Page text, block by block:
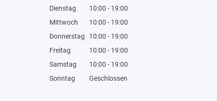
Dienstag
10:00 - 19:00
Mittwoch
10:00 - 19:00
Donnerstag
10:00 - 19:00
Freitag
10:00 - 19:00
Samstag
10:00 - 19:00
Sonntag
Geschlossen